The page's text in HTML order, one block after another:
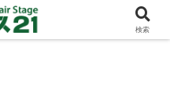
多い東大阪のヘアーサロン 店長の与
検索